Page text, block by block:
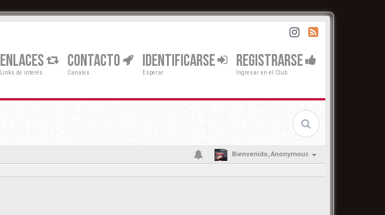
ENLACES
Links de interés
CONTACTO
Canales
IDENTIFICARSE
Esperar
REGISTRARSE
Ingresar en el Club
Bienvenido,Anonymous